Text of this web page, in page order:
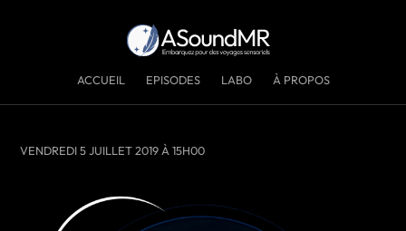
ACCUEIL EPISODES LABO À PROPOS
VENDREDI 5 JUILLET 2019 À 15H00